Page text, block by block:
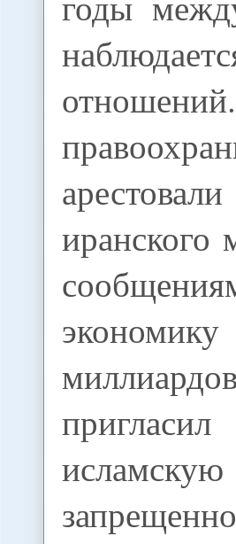
иранского